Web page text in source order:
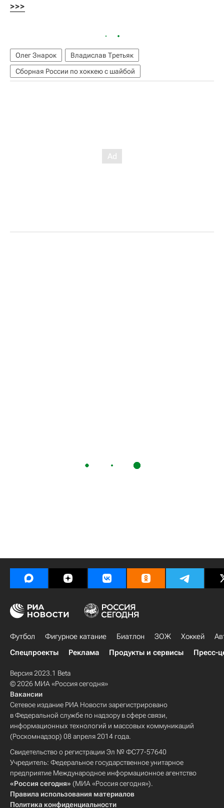
>>>
Олег Знарок
Владислав Третьяк
Сборная России по хоккею с шайбой
Футбол Фигурное катание Биатлон ЗОЖ Хоккей
Спецпроекты
Реклама Продукты и сервисы Пресс-
Версия 2023.1 Beta
© 2026 МИА «Россия сегодня»
Вакансии
Сетевое издание РИА Новости зарегистрировано
в Федеральной службе по надзору в сфере связи,
информационных технологий и массовых коммуникаций
(Роскомнадзор) 08 апреля 2014 года.
Свидетельство о регистрации Эл № ФС77-57640
Учредитель: Федеральное государственное унитарное
предприятие Международное информационное агентство
«Россия сегодня» (МИА «Россия сегодня»).
Правила использования материалов
Политика конфиденциальности